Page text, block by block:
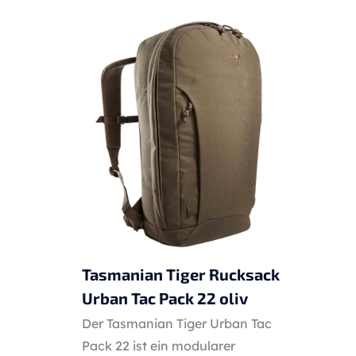
Tasmanian Tiger Rucksack
Urban Tac Pack 22 oliv
Der Tasmanian Tiger Urban Tac
Pack 22 ist ein modularer